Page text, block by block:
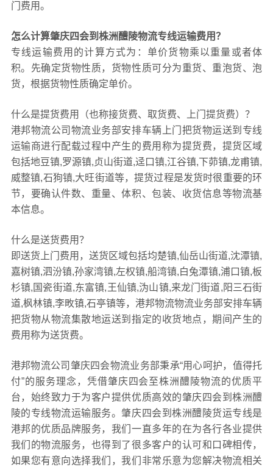
门费用。
怎么计算肇庆四会到株洲醴陵物流专线运输费用？
专线运输费用的计算方式为：单价货物乘以重量或者体
积。先确定货物性质，货物性质可分为重货、重泡货、泡
货，根据货物性质确定单价。
什么是提货费用（也称接货费、取货费、上门提货费）？
港邦物流公司物流业务部安排车辆上门把货物运送到专线
运输商进行配载过程中产生的费用称为提货费，提货区域
包括地豆镇,罗源镇,贞山街道,迳口镇,江谷镇,下茆镇,龙甫镇,
威整镇,石狗镇,大旺街道等，提货过程是发货时很重要的环
节，要确认件数、重量、体积、包装、收货信息等物流基
本信息。
什么是送货费用？
即送货上门费用，送货区域包括均楚镇,仙岳山街道,沈潭镇,
嘉树镇,泗汾镇,孙家湾镇,左权镇,船湾镇,白兔潭镇,浦口镇,板
杉镇,国瓷街道,东富镇,王仙镇,沩山镇,来龙门街道,阳三石街
道,枫林镇,李畋镇,石亭镇等，港邦物流物流业务部安排车辆
把货物从物流集散地运送到指定的收货地点，期间产生的
费用称为送货费。
港邦物流公司肇庆四会物流业务部秉承“用心呵护，值得托
付”的服务理念，凭借肇庆四会至株洲醴陵物流的优质平
台，始终致力于为客户提供优质高效的肇庆四会到株洲醴
陵的专线物流运输服务。肇庆四会到株洲醴陵货运专线是
港邦的优质品牌服务，我们一直多年的在为各行各业提供
我们的物流服务，也得到了很多客户的认可和口碑相传，
如果您有意向选择我们，我们非常乐意为您解决物流相关